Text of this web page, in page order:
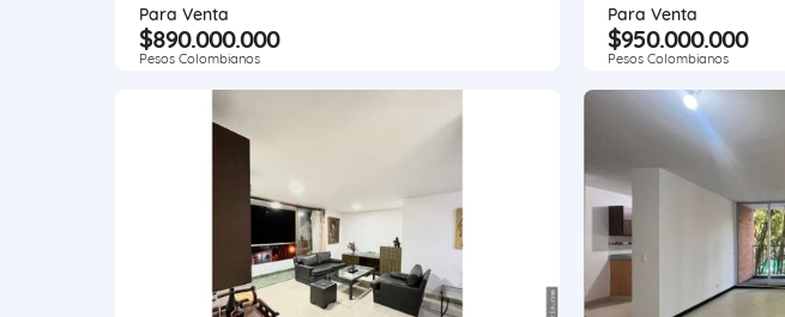
Para Venta
$890.000.000
Pesos Colombianos
Para Venta
$950.000.000
Pesos Colombianos